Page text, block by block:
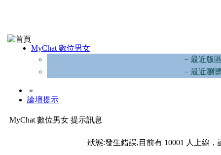
MyChat 數位男女
－最近版
－最近瀏
»
論壇提示
MyChat 數位男女 提示訊息
狀態:發生錯誤,目前有 10001 人上線